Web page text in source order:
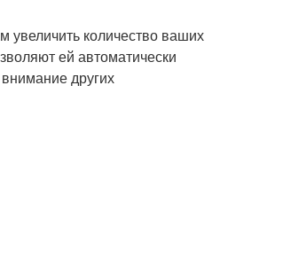
увеличить количество ваших
ей автоматически
других